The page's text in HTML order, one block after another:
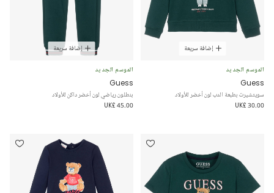
إضافة سريعة
الموسم الجديد
Guess
سويتشيرت بطبعة الدب لون أخضر للأولاد
UK£ 30.00
إضافة سريعة
الموسم الجديد
Guess
بنطلون رياضي لون أخضر داكن للأولاد
UK£ 45.00